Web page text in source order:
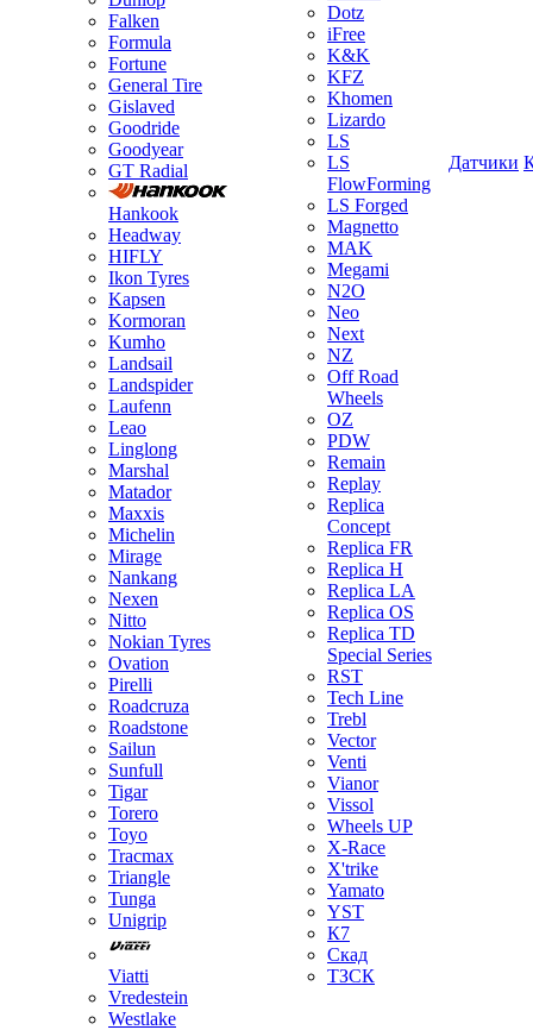
Falken
Formula
Fortune
General Tire
Gislaved
Goodride
Goodyear
GT Radial
Hankook
Headway
HIFLY
Ikon Tyres
Kapsen
Kormoran
Kumho
Landsail
Landspider
Laufenn
Leao
Linglong
Marshal
Matador
Maxxis
Michelin
Mirage
Nankang
Nexen
Nitto
Nokian Tyres
Ovation
Pirelli
Roadcruza
Roadstone
Sailun
Sunfull
Tigar
Torero
Toyo
Tracmax
Triangle
Tunga
Unigrip
Viatti
Vredestein
Westlake
Dotz
iFree
K&K
KFZ
Khomen
Lizardo
LS
LS
FlowForming
LS Forged
Magnetto
MAK
Megami
N2O
Neo
Next
NZ
Off Road
Wheels
OZ
PDW
Remain
Replay
Replica
Concept
Replica FR
Replica H
Replica LA
Replica OS
Replica TD
Special Series
RST
Tech Line
Trebl
Vector
Venti
Vianor
Vissol
Wheels UP
X-Race
X'trike
Yamato
YST
К7
Скад
ТЗСК
Датчики